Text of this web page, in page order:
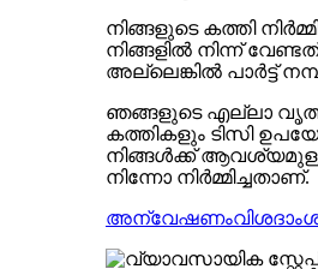
നിങ്ങളുടെ കത്തി
നിങ്ങളിൽ നിന്ന്
അല്ലെങ്കിൽ പാർട്ട്
ഞങ്ങളുടെ എല്ലാ
കത്തികളും ടിസി
നിങ്ങൾക്ക്
നിന്നോ നിർമ്മിച്ചതാണ്.
അന്വേഷണം